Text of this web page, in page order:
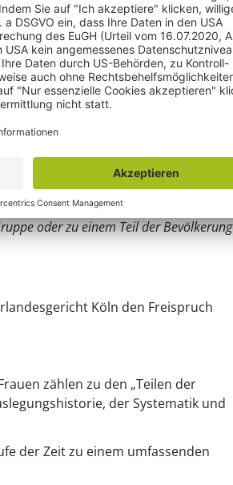
130 Absatz 1
bestimmte Gruppe, gegen Teile der
vorbezeichneten Gruppe oder zu
auffordert oder
Gruppe, Teile der Bevölkerung oder
oder zu einem Teil der Bevölkerung
Köln den Freispruch
zählen zu den „Teilen der
der Systematik und
der Zeit zu einem umfassenden